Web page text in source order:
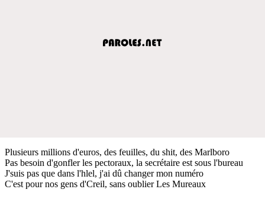
Plusieurs millions d'euros, des feuilles, du shit, des Marlboro
Pas besoin d'gonfler les pectoraux, la secrétaire est sous l'bureau
J'suis pas que dans l'hlel, j'ai dû changer mon numéro
C'est pour nos gens d'Creil, sans oublier Les Mureaux